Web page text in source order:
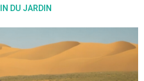
DU JARDIN